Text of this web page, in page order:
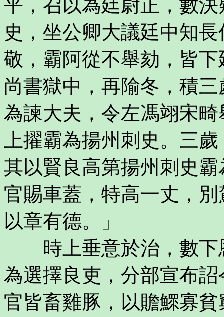
平，召以為廷尉正，數
史，坐公卿大議廷中知
敬，霸阿從不舉劾，皆
尚書獄中，再隃冬，積
為諫大夫，令左馮翊宋
上擢霸為揚州刺史。三
其以賢良高第揚州刺史
官賜車蓋，特高一丈，
以章有德。」
時上垂意於治，數下
為選擇良吏，分部宣布
官皆畜雞豚，以贍鰥寡